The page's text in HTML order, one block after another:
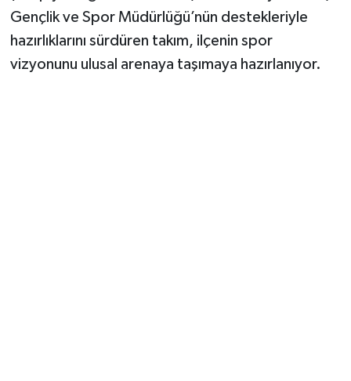
Gençlik ve Spor Müdürlüğü’nün destekleriyle
hazırlıklarını sürdüren takım, ilçenin spor
vizyonunu ulusal arenaya taşımaya hazırlanıyor.